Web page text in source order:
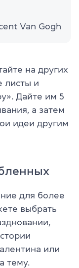
Van Gogh
на других
листы и
Дайте им 5
а затем
идеи другим
для более
выбрать
или
тему.